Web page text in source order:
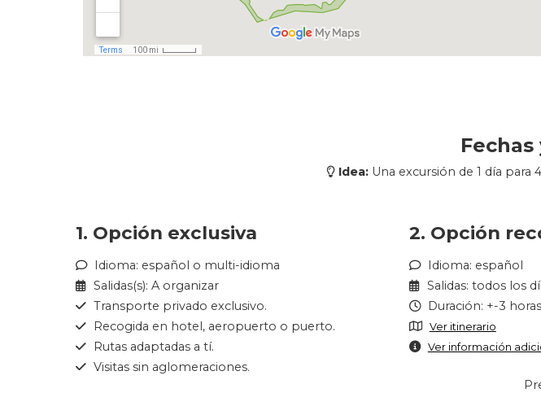
Idea: Una excursión de 1 día
1. Opción exclusiva
Idioma: español o multi-idioma
Salidas(s): A organizar
Transporte privado exclusivo.
Recogida en hotel, aeropuerto o puerto.
Rutas adaptadas a tí.
Visitas sin aglomeraciones.
2. Opción
Idioma: español
Salidas: todos los
Duración: +-3 horas
Ver itinerario
Ver información